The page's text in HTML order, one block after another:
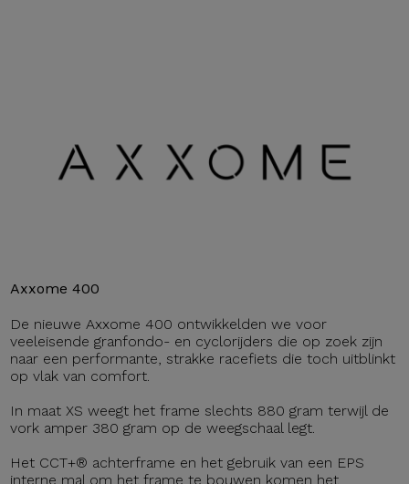
Axxome 400
De nieuwe Axxome 400 ontwikkelden we voor
veeleisende granfondo- en cyclorijders die op zoek zijn
naar een performante, strakke racefiets die toch uitblinkt
op vlak van comfort.
In maat XS weegt het frame slechts 880 gram terwijl de
vork amper 380 gram op de weegschaal legt.
Het CCT+® achterframe en het gebruik van een EPS
interne mal om het frame te bouwen komen het